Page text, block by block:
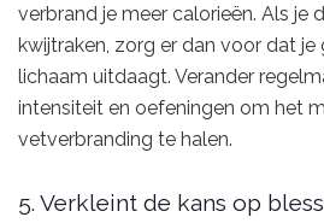
verbrand je meer calorieën. Als je
kwijtraken, zorg er dan voor dat je
lichaam uitdaagt. Verander
intensiteit en oefeningen om het
vetverbranding te halen.
5. Verkleint de kans op